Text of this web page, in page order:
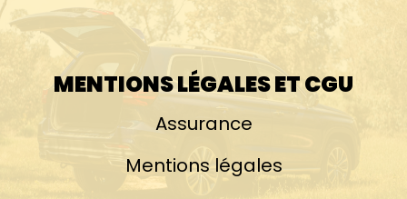
MENTIONS LÉGALES ET CGU
Assurance
Mentions légales